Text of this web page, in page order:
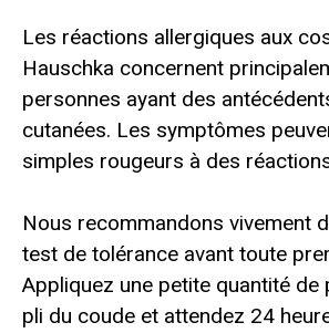
Les réactions allergiques aux
Hauschka concernent
personnes ayant des
cutanées. Les symptômes
simples rougeurs à des
Nous recommandons vivement
test de tolérance avant toute
Appliquez une petite quantité de
pli du coude et attendez 24